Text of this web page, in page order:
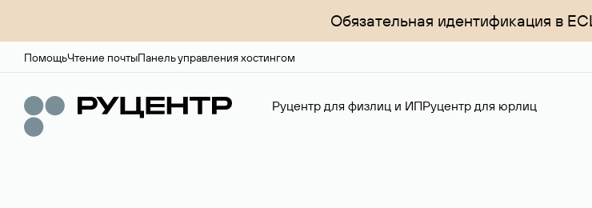
Обязательная идентификация в
ПомощьЧтение почтыПанель управления хостингом
Руцентр для физлиц и ИПРуцентр для юрлиц